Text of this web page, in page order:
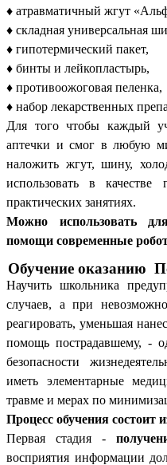
♦ атравматичный жгут
♦ складная универсальная
♦ гипотермический пакет,
♦ бинты и лейкопластырь,
♦ противоожоговая пеленка,
♦ набор лекарственных
Для того чтобы каждый
аптечки и смог в любую
наложить жгут, шину,
использовать в качестве
практических занятиях.
Можно использовать
помощи современные
Обучение оказанию
Научить школьника
случаев, а при
реагировать, уменьшая
помощь пострадавшему, -
безопасности
иметь элементарные
травме и мерах по
Процесс обучения состоит
Первая стадия -
восприятия информации